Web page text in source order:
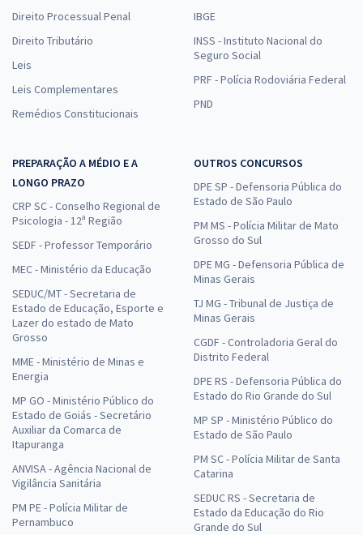
Direito Processual Penal
Direito Tributário
Leis
Leis Complementares
Remédios Constitucionais
IBGE
INSS - Instituto Nacional do
Seguro Social
PRF - Polícia Rodoviária Federal
PND
PREPARAÇÃO A MÉDIO E A
LONGO PRAZO
CRP SC - Conselho Regional de
Psicologia - 12ª Região
SEDF - Professor Temporário
MEC - Ministério da Educação
SEDUC/MT - Secretaria de
Estado de Educação, Esporte e
Lazer do estado de Mato
Grosso
MME - Ministério de Minas e
Energia
MP GO - Ministério Público do
Estado de Goiás - Secretário
Auxiliar da Comarca de
Itapuranga
ANVISA - Agência Nacional de
Vigilância Sanitária
PM PE - Polícia Militar de
Pernambuco
OUTROS CONCURSOS
DPE SP - Defensoria Pública do
Estado de São Paulo
PM MS - Polícia Militar de Mato
Grosso do Sul
DPE MG - Defensoria Pública de
Minas Gerais
TJ MG - Tribunal de Justiça de
Minas Gerais
CGDF - Controladoria Geral do
Distrito Federal
DPE RS - Defensoria Pública do
Estado do Rio Grande do Sul
MP SP - Ministério Público do
Estado de São Paulo
PM SC - Polícia Militar de Santa
Catarina
SEDUC RS - Secretaria de
Estado da Educação do Rio
Grande do Sul